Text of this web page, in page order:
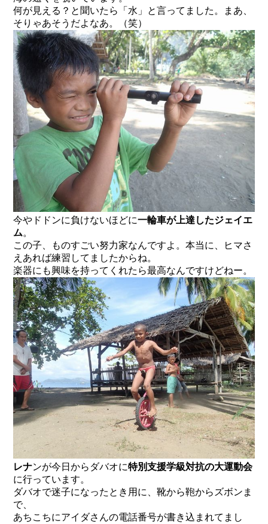
何が見える？と聞いたら「水」と言ってました。まあ、
そりゃあそうだよなあ。（笑）
今やドドンに負けないほどに一輪車が上達したジェイエ
ム。
この子、ものすごい努力家なんですよ。本当に、ヒマさ
えあれば練習してましたからね。
楽器にも興味を持ってくれたら最高なんですけどねー。
レナンが今日からダバオに特別支援学級対抗の大運動会
に行っています。
ダバオで迷子になったとき用に、靴から鞄からズボンま
で、
あちこちにアイダさんの電話番号が書き込まれてまし